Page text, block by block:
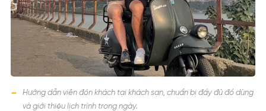
Hướng dẫn viên đón khách tại khách sạn, chuẩn bị đầy đủ đồ dùng
và giới thiệu lịch trình trong ngày.